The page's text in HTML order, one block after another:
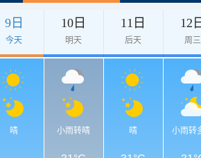
9日
今天
10日
明天
11日
后天
12
周三
晴 小雨转晴 晴 小雨转